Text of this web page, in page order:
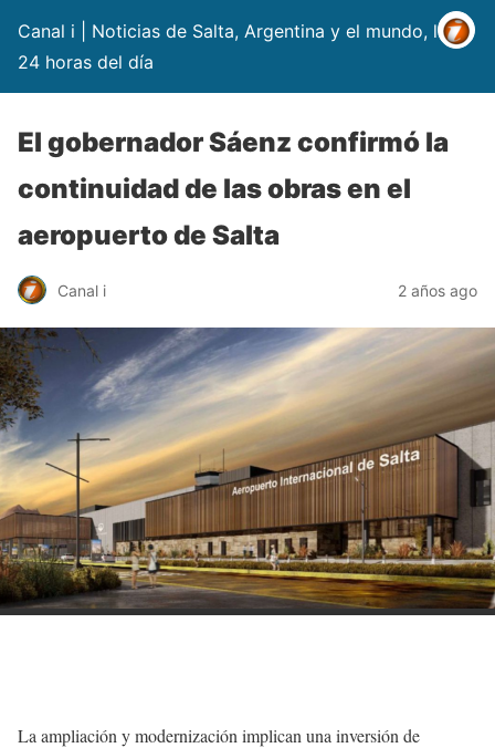
Canal i | Noticias de Salta, Argentina y el mundo, las
24 horas del día
El gobernador Sáenz confirmó la
continuidad de las obras en el
aeropuerto de Salta
Canal i 2 años ago
La ampliación y modernización implican una inversión de